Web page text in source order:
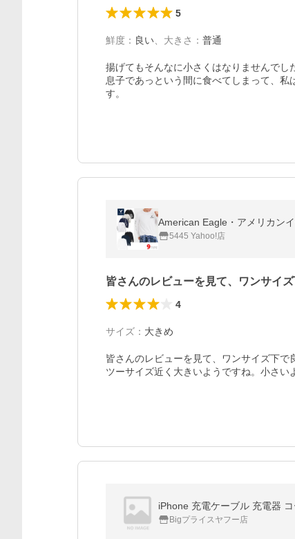
5
鮮度 ： 良い 大きさ ： 普通
揚げてもそんなに小さくはなりませんでし
息子であっという間に食べてしまって、
す。
American Eagle・アメリカン
5445 Yahoo!店
皆さんのレビューを見て、ワンサイ
4
サイズ ： 大きめ
皆さんのレビューを見て、ワンサイズ下で
ツーサイズ近く大きいようですね。小さい
Bigプライスヤフー店